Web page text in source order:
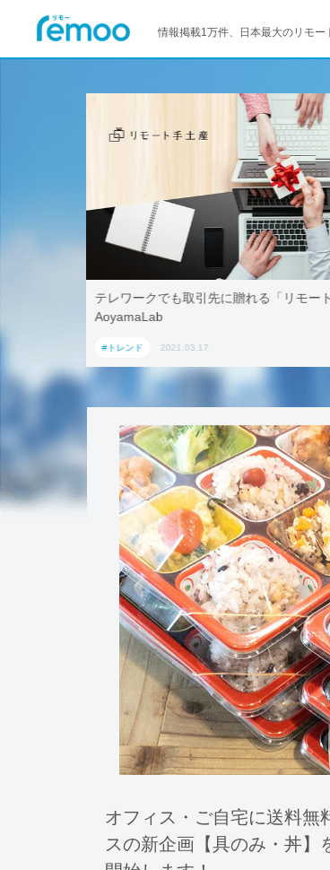
情報掲載1万件、日本最大のリモー
テレワークでも取引先に贈れる「リモー
AoyamaLab
#トレンド 2021.03.17
オフィス・ご自宅に送料無
スの新企画【具のみ・丼】